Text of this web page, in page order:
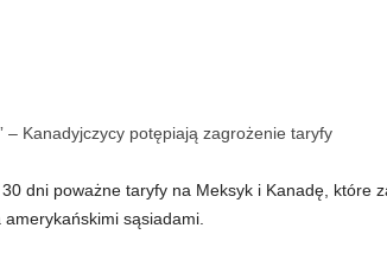
– Kanadyjczycy potępiają zagrożenie taryfy
dni poważne taryfy na Meksyk i Kanadę, które
sąsiadami.